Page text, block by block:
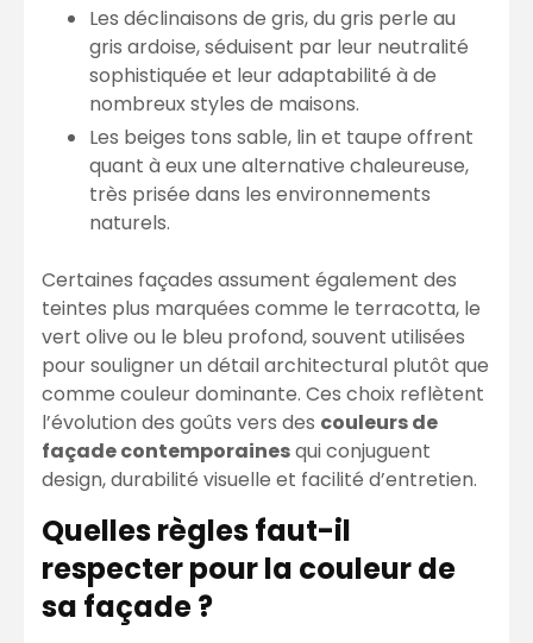
Les déclinaisons de gris, du gris perle au
gris ardoise, séduisent par leur neutralité
sophistiquée et leur adaptabilité à de
nombreux styles de maisons.
Les beiges tons sable, lin et taupe offrent
quant à eux une alternative chaleureuse,
très prisée dans les environnements
naturels.
Certaines façades assument également des
teintes plus marquées comme le terracotta, le
vert olive ou le bleu profond, souvent utilisées
pour souligner un détail architectural plutôt que
comme couleur dominante. Ces choix reflètent
l’évolution des goûts vers des couleurs de
façade contemporainesqui conjuguent
design, durabilité visuelle et facilité d’entretien.
Quelles règles faut-il
respecter pour la couleur de
sa façade ?